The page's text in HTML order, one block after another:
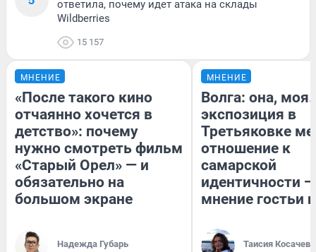
ответила, почему идет атака на склады
Wildberries
15 157
МНЕНИЕ
«После такого кино
отчаянно хочется в
детство»: почему
нужно смотреть фильм
«Старый Орел» — и
обязательно на
большом экране
Надежда Губарь
МНЕНИЕ
Волга: она,
экспозиция в
Третьяковке
отношение к
самарской
идентичности —
мнение гостьи
Таисия Косачева